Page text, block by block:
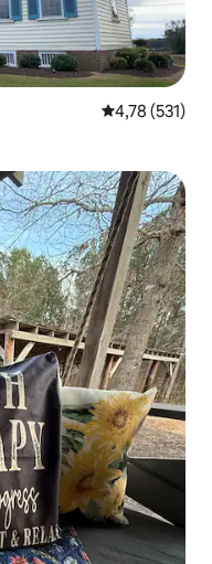
Gemiddelde
4,78 (531)